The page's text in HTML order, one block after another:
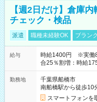
【週2日だけ】倉庫
チェック・検品
派遣 職種未経験OK ブラン
給与
時給1400円 ※実働8
合25％割増：時給
勤務地
千葉県船橋市
南船橋駅から徒歩10
スマートフォンを